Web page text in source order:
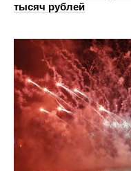
тысяч рублей